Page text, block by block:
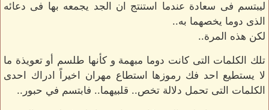
ليبتسم فى سعادة عندما استنتج ان الجد يجمعه بها فى دعائه
الذى دوما يخصهما به..
لكن هذه المرة..
تلك الكلمات التى كانت دوما مبهمة و كأنها طلسم أو تعويذة ما
لا يستطيع احد فك رموزها استطاع مهران اخيراً ادراك احدى
الكلمات التى تحمل دلالة تخص.. قلبيهما.. فابتسم في حبور..